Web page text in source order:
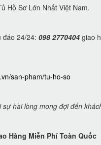
Hồ Sơ Lớn Nhất Việt Nam.
đáo 24/24: 098 2770404 giao
san-pham/tu-ho-so
sự hài lòng mong đợi đến
Hàng Miễn Phí Toàn Quốc